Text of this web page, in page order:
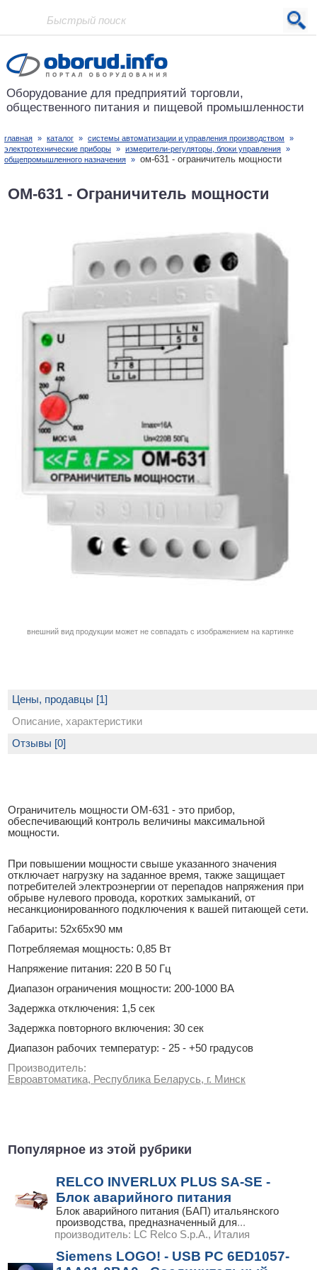
Проект основан в 2001 году
Оборудование для предприятий торговли,
общественного питания и пищевой промышленности
главная » каталог » системы автоматизации и управления производством
»
электротехнические приборы » измерители-регуляторы, блоки управления »
общепромышленного назначения » ом-631 - ограничитель мощности
ОМ-631 - Ограничитель мощности
внешний вид продукции может не совпадать с изображением на картинке
Цены, продавцы [1]
Описание, характеристики
Ограничитель мощности OM-631 - это прибор,
обеспечивающий контроль величины максимальной
мощности.
При повышении мощности свыше указанного значения
отключает нагрузку на заданное время, также защищает
потребителей электроэнергии от перепадов напряжения при
обрыве нулевого провода, коротких замыканий, от
несанкционированного подключения к вашей питающей сети.
Габариты: 52х65х90 мм
Потребляемая мощность: 0,85 Вт
Напряжение питания: 220 В 50 Гц
Диапазон ограничения мощности: 200-1000 ВА
Задержка отключения: 1,5 сек
Задержка повторного включения: 30 сек
Диапазон рабочих температур: - 25 - +50 градусов
Производитель:
Евроавтоматика, Республика Беларусь, г. Минск
Отзывы [0]
Популярное из этой рубрики
RELCO INVERLUX PLUS SA-SE -
Блок аварийного питания
Блок аварийного питания (БАП) итальянского
производства, предназначенный для...
производитель:
LC Relco S.p.A., Италия
Siemens LOGO! - USB PC 6ED1057-